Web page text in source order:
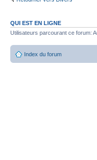
QUI EST EN LIGNE
Utilisateurs parcourant ce forum:
Index du forum